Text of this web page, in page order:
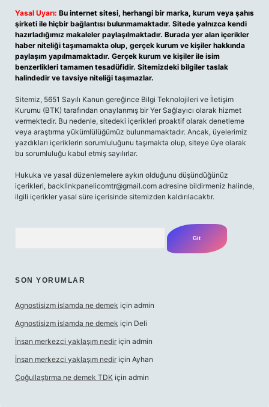
Yasal Uyarı: Bu internet sitesi, herhangi bir marka, kurum veya şahıs
şirketi ile hiçbir bağlantısı bulunmamaktadır. Sitede yalnızca kendi
hazırladığımız makaleler paylaşılmaktadır. Burada yer alan içerikler
haber niteliği taşımamakta olup, gerçek kurum ve kişiler hakkında
paylaşım yapılmamaktadır. Gerçek kurum ve kişiler ile isim
benzerlikleri tamamen tesadüfidir. Sitemizdeki bilgiler taslak
halindedir ve tavsiye niteliği taşımazlar.
Sitemiz, 5651 Sayılı Kanun gereğince Bilgi Teknolojileri ve İletişim
Kurumu (BTK) tarafından onaylanmış bir Yer Sağlayıcı olarak hizmet
vermektedir. Bu nedenle, sitedeki içerikleri proaktif olarak denetleme
veya araştırma yükümlülüğümüz bulunmamaktadır. Ancak, üyelerimiz
yazdıkları içeriklerin sorumluluğunu taşımakta olup, siteye üye olarak
bu sorumluluğu kabul etmiş sayılırlar.
Hukuka ve yasal düzenlemelere aykırı olduğunu düşündüğünüz
içerikleri, backlinkpanelicomtr@gmail.com adresine bildirmeniz halinde,
ilgili içerikler yasal süre içerisinde sitemizden kaldırılacaktır.
SON YORUMLAR
Agnostisizm islamda ne demek için admin
Agnostisizm islamda ne demek için Deli
İnsan merkezci yaklaşım nedir için admin
İnsan merkezci yaklaşım nedir için Ayhan
Çoğullaştırma ne demek TDK için admin